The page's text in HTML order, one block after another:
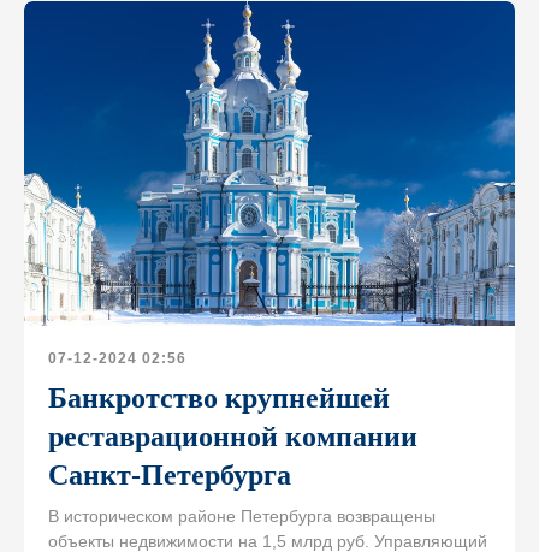
07-12-2024 02:56
Банкротство крупнейшей
реставрационной компании
Санкт-Петербурга
В историческом районе Петербурга возвращены
объекты недвижимости на 1,5 млрд руб. Управляющий